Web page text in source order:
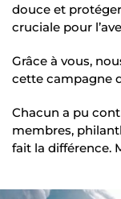
douce et
cruciale pour
Grâce à vous,
cette campagne
Chacun a pu
membres,
fait la différence.